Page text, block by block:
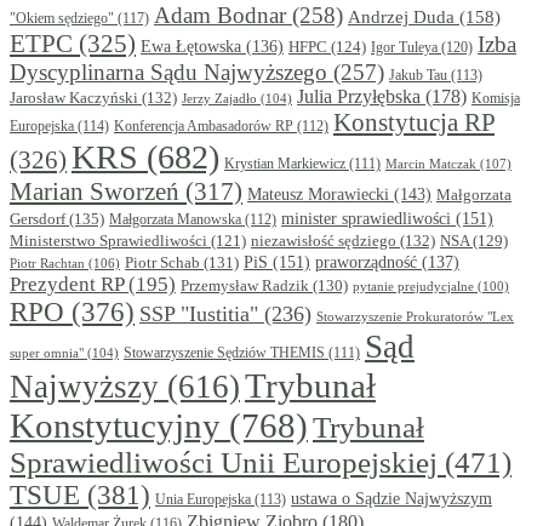
"Okiem sędziego" (117) Adam Bodnar(258) Andrzej Duda (158)
ETPC (325) Ewa Łętowska (136) HFPC (124) Igor Tuleya (120) Izba
Dyscyplinarna Sądu Najwyższego (257) Jakub Tau (113)
Jarosław Kaczyński (132) Jerzy Zajadło (104) Julia Przyłębska (178) Komisja
Europejska (114) Konferencja Ambasadorów RP (112) Konstytucja RP
(326) KRS (682) Krystian Markiewicz (111) Marcin Matczak (107)
Marian Sworzeń (317) Mateusz Morawiecki (143) Małgorzata
Gersdorf(135) Małgorzata Manowska (112) minister sprawiedliwości (151)
Ministerstwo Sprawiedliwości (121) niezawisłość sędziego (132) NSA (129)
Piotr Rachtan (106) Piotr Schab (131) PiS (151) praworządność (137)
Prezydent RP(195) Przemysław Radzik (130) pytanie prejudycjalne (100)
RPO (376) SSP "Iustitia" (236) Stowarzyszenie Prokuratorów "Lex
super omnia" (104) Stowarzyszenie Sędziów THEMIS (111) Sąd
Najwyższy (616)Trybunał
Konstytucyjny (768)Trybunał
Sprawiedliwości Unii Europejskiej (471)
TSUE (381) Unia Europejska (113) ustawa o Sądzie Najwyższym
(144)
Zbigniew Ziobro (180)